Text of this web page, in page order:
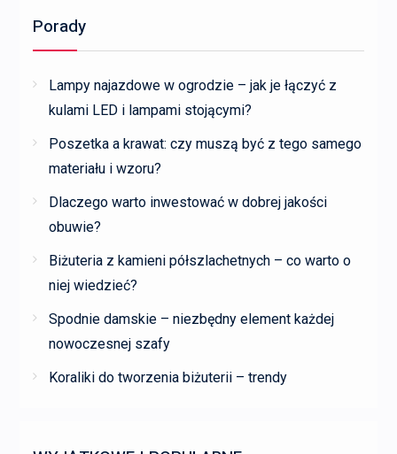
Porady
Lampy najazdowe w ogrodzie – jak je łączyć z
kulami LED i lampami stojącymi?
Poszetka a krawat: czy muszą być z tego samego
materiału i wzoru?
Dlaczego warto inwestować w dobrej jakości
obuwie?
Biżuteria z kamieni półszlachetnych – co warto o
niej wiedzieć?
Spodnie damskie – niezbędny element każdej
nowoczesnej szafy
Koraliki do tworzenia biżuterii – trendy